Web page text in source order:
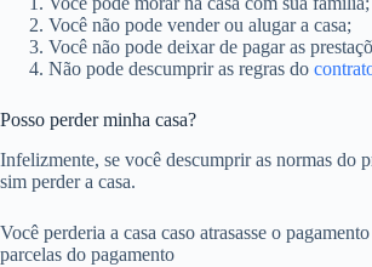
Você não pode vender ou alugar a casa;
Você não pode deixar de pagar as
Não pode descumprir as regras do
Posso perder minha casa?
Infelizmente, se você descumprir as normas do
sim perder a casa.
Você perderia a casa caso atrasasse o
parcelas do pagamento